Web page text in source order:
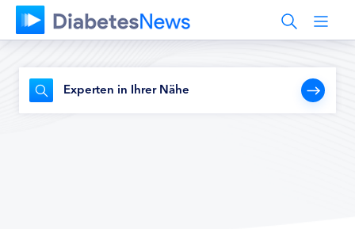
Experten in Ihrer Nähe